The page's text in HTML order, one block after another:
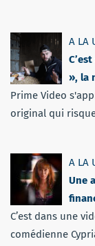
A LA
», la
Prime Video
original qui
A LA
Une
C’est dans une
comédienne